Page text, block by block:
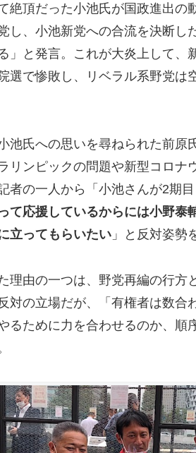
絶頂だった小池氏が国政進出の
し、小池新党への合流を決断し
」と発言。これが大炎上して、
選で惨敗し、リベラル系野党は
池氏への思いを尋ねられた前原
リンピックの問題や新型コロナ
者の一人から「小池さんが2期
て応援しているからには小野泰
立ってもらいたい」と反対姿勢
理由の一つは、野党再編の行方
対の立場だが、「有権者は数合
るために力を合わせるのか、順